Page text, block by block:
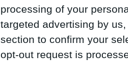
processing of your
targeted advertising by
section to confirm your
opt-out request is